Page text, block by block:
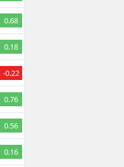
0.68
0.18
-0.22
0.76
0.56
0.16